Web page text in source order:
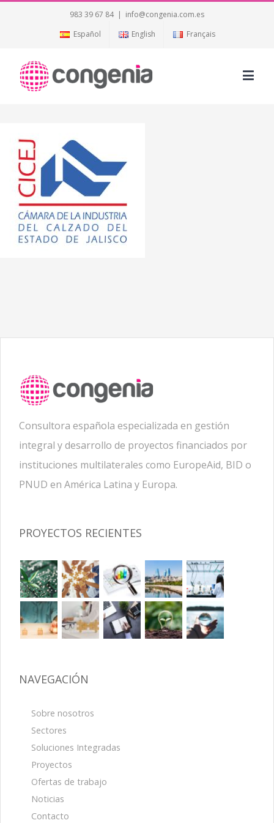
983 39 67 84 | info@congenia.com.es
Español
English Français
Consultora española especializada en gestión
integral y desarrollo de proyectos financiados por
instituciones multilaterales como EuropeAid, BID o
PNUD en América Latina y Europa.
PROYECTOS RECIENTES
NAVEGACIÓN
Sobre nosotros
Sectores
Soluciones Integradas
Proyectos
Ofertas de trabajo
Noticias
Contacto